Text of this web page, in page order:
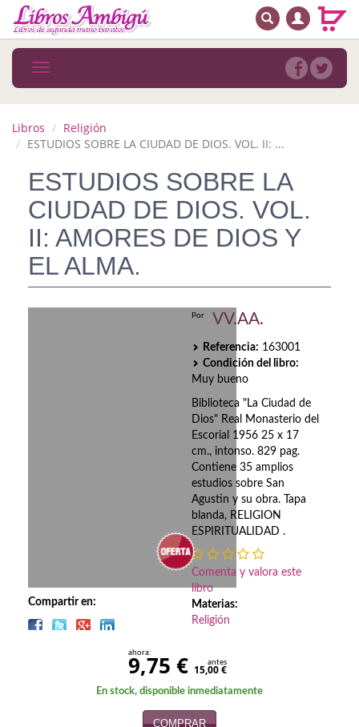
MENÚ PRINCIPAL
Novedades
Arte
Autoayuda. Conocimiento personal
Derecho
Discos deVinilo. LP
BUSCAR
Toggle
navigation
Libros
Religión
ESTUDIOS SOBRE LA CIUDAD DE DIOS. VOL. II: ...
ESTUDIOS SOBRE LA
CIUDAD DE DIOS. VOL.
II: AMORES DE DIOS Y
EL ALMA.
Compartir en:
Por VV.AA.
Referencia: 163001
Condición del libro:
Muy bueno
Biblioteca "La Ciudad de
Dios" Real Monasterio del
Escorial 1956 25 x 17
cm., intonso. 829 pag.
Contiene 35 amplios
estudios sobre San
Agustin y su obra. Tapa
blanda, RELIGION
ESPIRITUALIDAD .
Comenta y valora este
libro
Materias:
Religión
ahora:
9,75 € antes
15,00 €
En stock, disponible inmediatamente
COMPRAR